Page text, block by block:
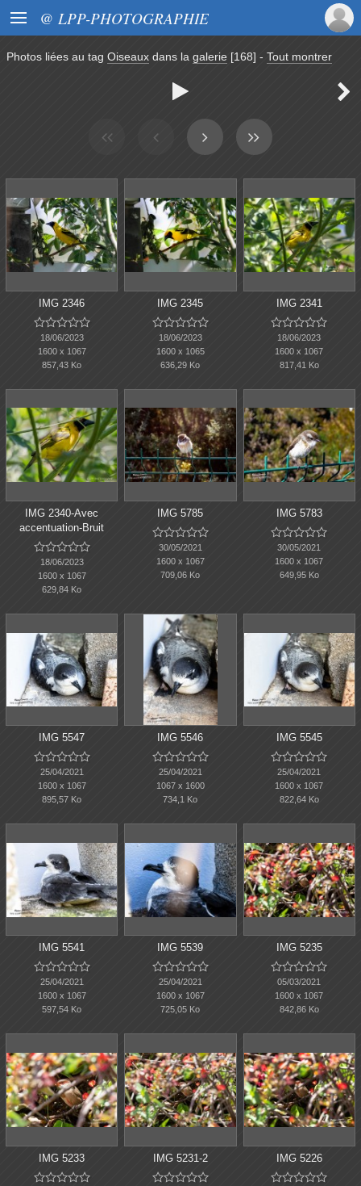
 @ LPP-PHOTOGRAPHIE
Photos liées au tag Oiseaux dans la galerie [168] - Tout montrer
 
IMG 2346

18/06/2023
1600 x 1067
857,43 Ko
IMG 2345

18/06/2023
1600 x 1065
636,29 Ko
IMG 2341

18/06/2023
1600 x 1067
817,41 Ko
IMG 2340-Avec
accentuation-Bruit

18/06/2023
1600 x 1067
629,84 Ko
IMG 5785

30/05/2021
1600 x 1067
709,06 Ko
IMG 5783

30/05/2021
1600 x 1067
649,95 Ko
IMG 5547

25/04/2021
1600 x 1067
895,57 Ko
IMG 5546

25/04/2021
1067 x 1600
734,1 Ko
IMG 5545

25/04/2021
1600 x 1067
822,64 Ko
IMG 5541

25/04/2021
1600 x 1067
597,54 Ko
IMG 5539

25/04/2021
1600 x 1067
725,05 Ko
IMG 5235

05/03/2021
1600 x 1067
842,86 Ko
IMG 5233

IMG 5231-2

IMG 5226
